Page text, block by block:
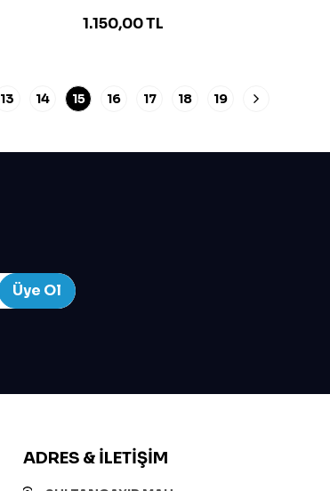
1.150,00TL
13 14 15 16 17 18 19
Üye Ol
ADRES & İLETIŞIM